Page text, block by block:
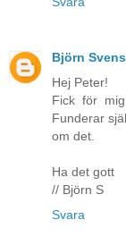
Björn
Hej Peter!
Fick för
Funderar
om det.
Ha det gott
// Björn S
Svara